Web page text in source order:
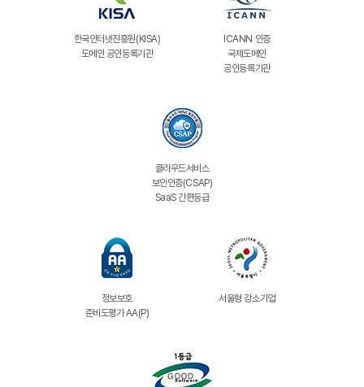
한국인터넷진흥원(KISA)
도메인 공인등록기관
ICANN 인증
국제도메인
공인등록기관
클라우드서비스
보안인증(CSAP)
SaaS 간편등급
정보보호
준비도평가 AA(P)
서울형 강소기업